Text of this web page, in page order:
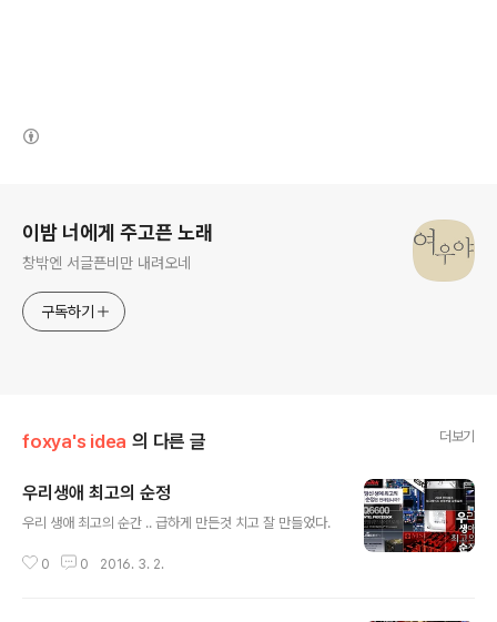
이밤 너에게 주고픈 노래
창밖엔 서글픈비만 내려오네
구독하기
foxya's idea 의 다른 글 더보기
우리생애 최고의 순정
우리 생애 최고의 순간 .. 급하게 만든것 치고 잘 만들었다.
0 0 2016. 3. 2.